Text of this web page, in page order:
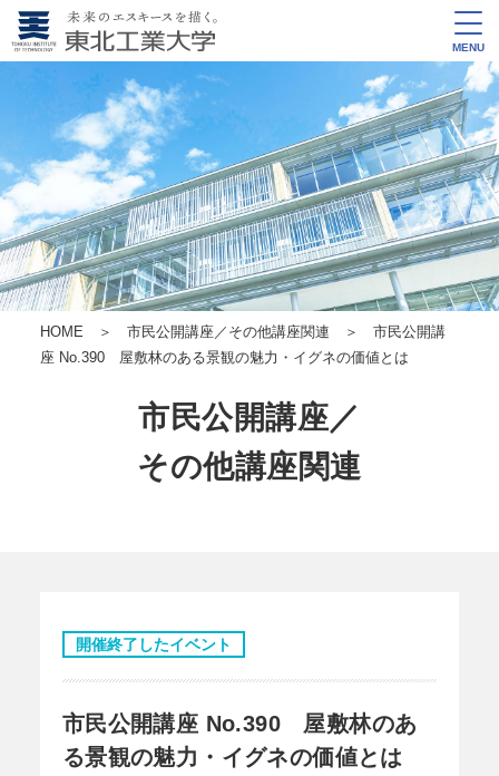
MENU
HOME ＞ 市民公開講座／その他講座関連 ＞ 市民公開講
座 No.390 屋敷林のある景観の魅力・イグネの価値とは
市民公開講座／
その他講座関連
開催終了したイベント
市民公開講座 No.390 屋敷林のあ
る景観の魅力・イグネの価値とは